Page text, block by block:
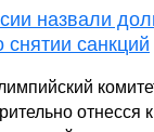
назвали
санкций
отнесся